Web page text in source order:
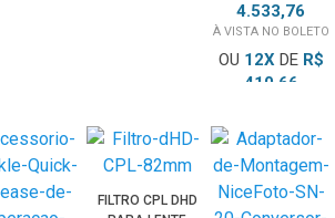
4.533,76
À VISTA NO BOLETO
OU 12XDE R$
410,66
FILTRO CPL DHD